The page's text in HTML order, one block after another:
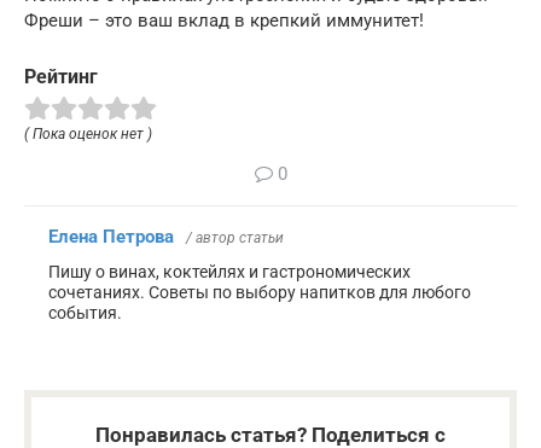
Фреши – это ваш вклад в крепкий иммунитет!
Рейтинг
( Пока оценок нет )
0
Елена Петрова / автор статьи
Пишу о винах, коктейлях и гастрономических
сочетаниях. Советы по выбору напитков для любого
события.
Понравилась статья? Поделиться с